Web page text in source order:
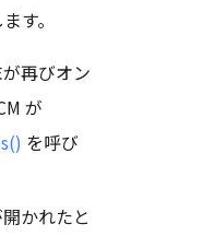
す。
再びオン
が
を呼び
かれたと